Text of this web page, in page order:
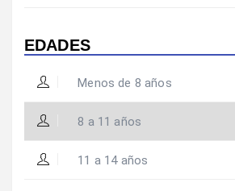
EDADES
Menos de 8 años
8 a 11 años
11 a 14 años